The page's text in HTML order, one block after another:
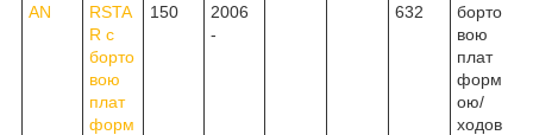
AN
RSTA
R c
борто
вою
плат
форм
150
2006
-
632
борто
вою
плат
форм
ою/
ходов